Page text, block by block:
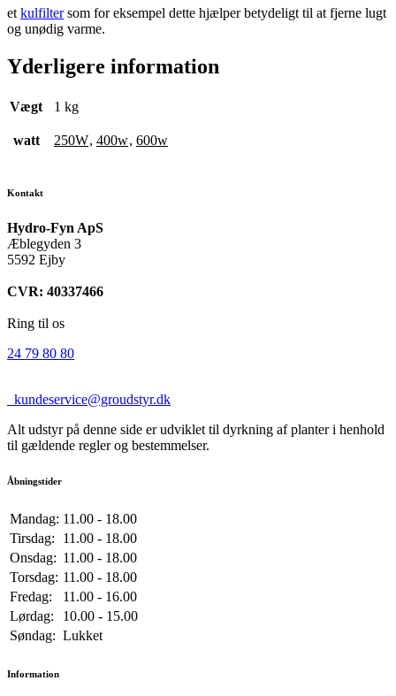
et kulfiltersom for eksempel dette hjælper betydeligt til at fjerne lugt
og unødig varme.
Yderligere information
Vægt 1 kg
watt 250W, 400w, 600w
Kontakt
Hydro-Fyn ApS
Æblegyden 3
5592 Ejby
CVR: 40337466
Ring til os
24 79 80 80
kundeservice@groudstyr.dk
Alt udstyr på denne side er udviklet til dyrkning af planter i henhold
til gældende regler og bestemmelser.
Åbningstider
Mandag: 11.00 - 18.00
Tirsdag:
11.00 - 18.00
Onsdag: 11.00 - 18.00
Torsdag: 11.00 - 18.00
Fredag:
11.00 - 16.00
Lørdag:
10.00 - 15.00
Søndag: Lukket
Information